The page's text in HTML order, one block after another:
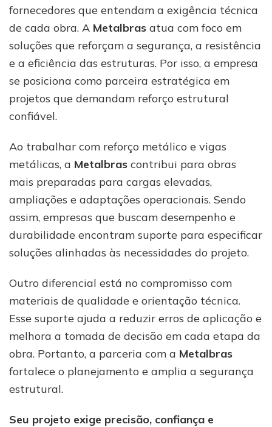
fornecedores que entendam a exigência técnica
de cada obra. A Metalbras atua com foco em
soluções que reforçam a segurança, a resistência
e a eficiência das estruturas. Por isso, a empresa
se posiciona como parceira estratégica em
projetos que demandam reforço estrutural
confiável.
Ao trabalhar com reforço metálico e vigas
metálicas, a Metalbras contribui para obras
mais preparadas para cargas elevadas,
ampliações e adaptações operacionais. Sendo
assim, empresas que buscam desempenho e
durabilidade encontram suporte para especificar
soluções alinhadas às necessidades do projeto.
Outro diferencial está no compromisso com
materiais de qualidade e orientação técnica.
Esse suporte ajuda a reduzir erros de aplicação e
melhora a tomada de decisão em cada etapa da
obra. Portanto, a parceria com a Metalbras
fortalece o planejamento e amplia a segurança
estrutural.
Seu projeto exige precisão, confiança e